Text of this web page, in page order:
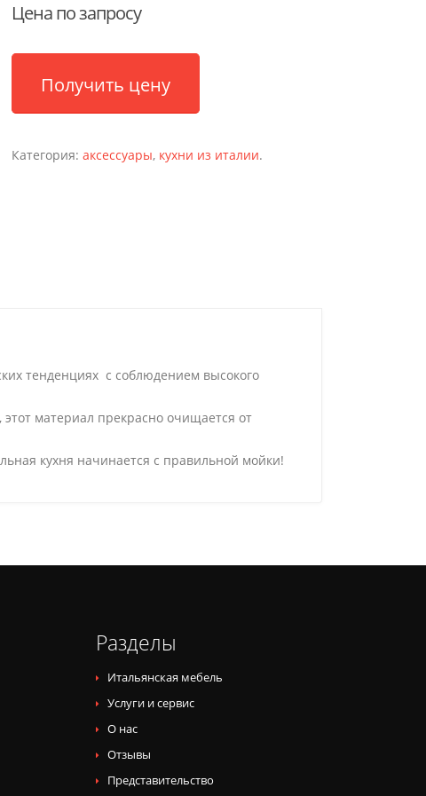
Цена по запросу
Получить цену
Категория: аксессуары, кухни из италии.
тенденциях с соблюдением высокого
материал прекрасно очищается от
кухня начинается с правильной мойки!
Разделы
Итальянская мебель
Услуги и сервис
О нас
Отзывы
Представительство